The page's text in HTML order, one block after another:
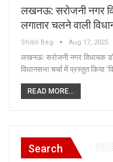
लखनऊ: सरोजनी नगर
लगातार चलने वाली
Shibli Beg Aug 17, 2025
लखनऊ: सरोजनी नगर विधायक
विधानसभा चर्चा में प्रस्तुत किया
READ MORE...
Search